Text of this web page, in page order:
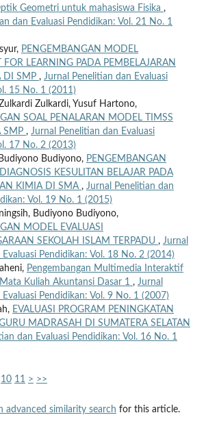
Geometri untuk mahasiswa Fisika ,
dan Evaluasi Pendidikan: Vol. 21 No. 1
PENGEMBANGAN MODEL
FOR LEARNING PADA PEMBELAJARAN
DI SMP , Jurnal Penelitian dan Evaluasi
15 No. 1 (2011)
Zulkardi, Yusuf Hartono,
SOAL PENALARAN MODEL TIMSS
SMP , Jurnal Penelitian dan Evaluasi
17 No. 2 (2013)
Budiyono, PENGEMBANGAN
KESULITAN BELAJAR PADA
KIMIA DI SMA , Jurnal Penelitian dan
Vol. 19 No. 1 (2015)
Budiyono Budiyono,
MODEL EVALUASI
SEKOLAH ISLAM TERPADU , Jurnal
Evaluasi Pendidikan: Vol. 18 No. 2 (2014)
Pengembangan Multimedia Interaktif
Kuliah Akuntansi Dasar 1 , Jurnal
Evaluasi Pendidikan: Vol. 9 No. 1 (2007)
EVALUASI PROGRAM PENINGKATAN
MADRASAH DI SUMATERA SELATAN
dan Evaluasi Pendidikan: Vol. 16 No. 1
10 11 > >>
advanced similarity search for this article.